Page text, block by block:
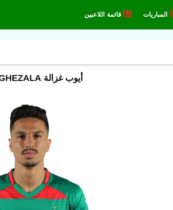
المباريات قائمة اللاعبين
أيوب غزالة AYOUB GHEZALA